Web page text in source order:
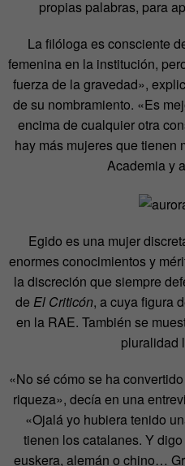
propias palabras, para
La filóloga es consciente
femenina en la institución,
fuerza de la gravedad»,
de su nombramiento. «Es
encima de cualquier otra
hay más mujeres que tienen
Academia y
Egido es una mujer
enormes conocimientos y
la discreción que siempre
de El Criticón, a cuya figura
en la RAE. También se
pluralidad
«No sé cómo se ha
riqueza», decía en una
«Ojalá yo hubiera tenido
tienen los catalanes. Y
euskera, alemán o chino…